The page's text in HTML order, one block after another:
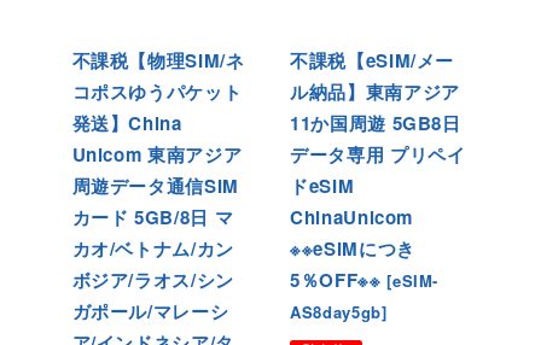
不課税【物理SIM/ネ
コポスゆうパケット
発送】China
Unicom 東南アジア
周遊データ通信SIM
カード5GB/8日 マ
カオ/ベトナム/カン
ボジア/ラオス/シン
ガポール/マレーシ
不課税【eSIM/メー
ル納品】東南アジア
11か国周遊 5GB8日
データ専用 プリペイ
ドeSIM
ChinaUnicom
※※eSIMにつき
5％OFF※※ [eSIM-
AS8day5gb]